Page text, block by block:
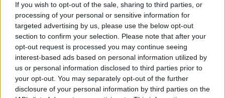
If you wish to opt-out of the sale, sharing to third parties, or
processing of your personal or sensitive information for
targeted advertising by us, please use the below opt-out
section to confirm your selection. Please note that after your
opt-out request is processed you may continue seeing
interest-based ads based on personal information utilized by
us or personal information disclosed to third parties prior to
your opt-out. You may separately opt-out of the further
disclosure of your personal information by third parties on the
Skulle vara helt sjukt om det inte gjordes.
Du har alltså ingen aning om att vi även har en lag som skyddar
alla statligt anställda från att utsättas för integritetskränkande
metoder? Tex drogtest.
Har du aldrig frågat dig själv varför det inte blev några drogtester
efter man hittat kokainspår i riksdagen?
Herregud vad tror du vi gormar över.